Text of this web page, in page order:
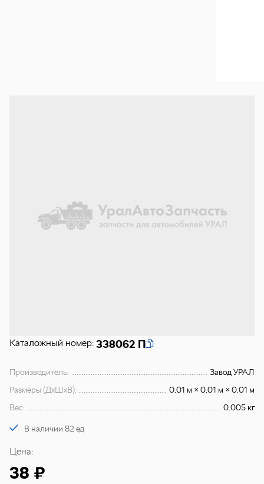
Каталожный номер: 338062 П
Производитель:
Завод УРАЛ
Размеры (ДхШхВ):
0.01 м × 0.01 м × 0.01 м
Вес:
0.005 кг
В наличии 82 ед
Цена:
38 ₽